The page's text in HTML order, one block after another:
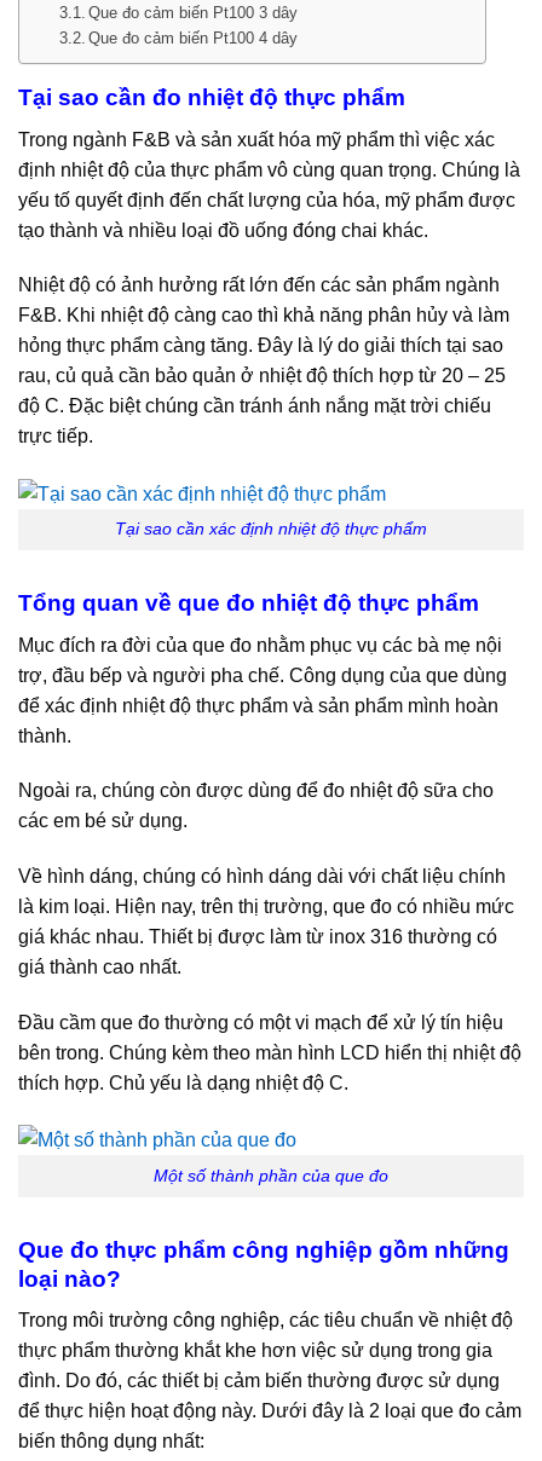
Que đo cảm biến Pt100 3 dây
Que đo cảm biến Pt100 4 dây
Tại sao cần đo nhiệt độ thực phẩm
Trong ngành F&B và sản xuất hóa mỹ phẩm thì việc xác
định nhiệt độ của thực phẩm vô cùng quan trọng. Chúng là
yếu tố quyết định đến chất lượng của hóa, mỹ phẩm được
tạo thành và nhiều loại đồ uống đóng chai khác.
Nhiệt độ có ảnh hưởng rất lớn đến các sản phẩm ngành
F&B. Khi nhiệt độ càng cao thì khả năng phân hủy và làm
hỏng thực phẩm càng tăng. Đây là lý do giải thích tại sao
rau, củ quả cần bảo quản ở nhiệt độ thích hợp từ 20 – 25
độ C. Đặc biệt chúng cần tránh ánh nắng mặt trời chiếu
trực tiếp.
Tại sao cần xác định nhiệt độ thực phẩm
Tổng quan về que đo nhiệt độ thực phẩm
Mục đích ra đời của que đo nhằm phục vụ các bà mẹ nội
trợ, đầu bếp và người pha chế. Công dụng của que dùng
để xác định nhiệt độ thực phẩm và sản phẩm mình hoàn
thành.
Ngoài ra, chúng còn được dùng để đo nhiệt độ sữa cho
các em bé sử dụng.
Về hình dáng, chúng có hình dáng dài với chất liệu chính
là kim loại. Hiện nay, trên thị trường, que đo có nhiều mức
giá khác nhau. Thiết bị được làm từ inox 316 thường có
giá thành cao nhất.
Đầu cầm que đo thường có một vi mạch để xử lý tín hiệu
bên trong. Chúng kèm theo màn hình LCD hiển thị nhiệt độ
thích hợp. Chủ yếu là dạng nhiệt độ C.
Một số thành phần của que đo
Que đo thực phẩm công nghiệp gồm những
loại nào?
Trong môi trường công nghiệp, các tiêu chuẩn về nhiệt độ
thực phẩm thường khắt khe hơn việc sử dụng trong gia
đình. Do đó, các thiết bị cảm biến thường được sử dụng
để thực hiện hoạt động này. Dưới đây là 2 loại que đo cảm
biến thông dụng nhất: